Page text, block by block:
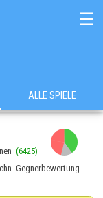
☰
ALLE SPIELE
(6425)
Gegnerbewertung